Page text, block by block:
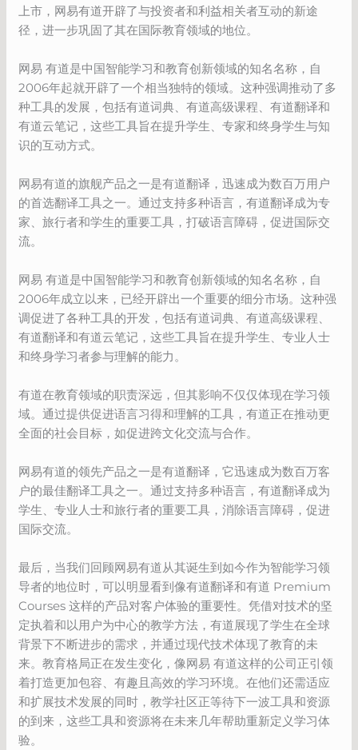
上市，网易有道开辟了与投资者和利益相关者互动的新途
径，进一步巩固了其在国际教育领域的地位。
网易 有道是中国智能学习和教育创新领域的知名名称，自
2006年起就开辟了一个相当独特的领域。这种强调推动了多
种工具的发展，包括有道词典、有道高级课程、有道翻译和
有道云笔记，这些工具旨在提升学生、专家和终身学生与知
识的互动方式。
网易有道的旗舰产品之一是有道翻译，迅速成为数百万用户
的首选翻译工具之一。通过支持多种语言，有道翻译成为专
家、旅行者和学生的重要工具，打破语言障碍，促进国际交
流。
网易 有道是中国智能学习和教育创新领域的知名名称，自
2006年成立以来，已经开辟出一个重要的细分市场。这种强
调促进了各种工具的开发，包括有道词典、有道高级课程、
有道翻译和有道云笔记，这些工具旨在提升学生、专业人士
和终身学习者参与理解的能力。
有道在教育领域的职责深远，但其影响不仅仅体现在学习领
域。通过提供促进语言习得和理解的工具，有道正在推动更
全面的社会目标，如促进跨文化交流与合作。
网易有道的领先产品之一是有道翻译，它迅速成为数百万客
户的最佳翻译工具之一。通过支持多种语言，有道翻译成为
学生、专业人士和旅行者的重要工具，消除语言障碍，促进
国际交流。
最后，当我们回顾网易有道从其诞生到如今作为智能学习领
导者的地位时，可以明显看到像有道翻译和有道 Premium
Courses 这样的产品对客户体验的重要性。凭借对技术的坚
定执着和以用户为中心的教学方法，有道展现了学生在全球
背景下不断进步的需求，并通过现代技术体现了教育的未
来。教育格局正在发生变化，像网易 有道这样的公司正引领
着打造更加包容、有趣且高效的学习环境。在他们还需适应
和扩展技术发展的同时，教学社区正等待下一波工具和资源
的到来，这些工具和资源将在未来几年帮助重新定义学习体
验。